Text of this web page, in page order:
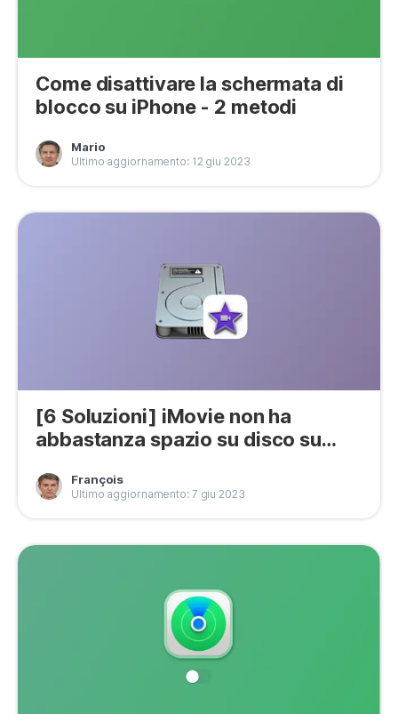
Come disattivare la schermata di
blocco su iPhone - 2 metodi
Mario
Ultimo aggiornamento: 12 giu 2023
[6 Soluzioni] iMovie non ha
abbastanza spazio su disco su
François
Ultimo aggiornamento: 7 giu 2023